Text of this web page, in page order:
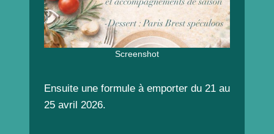
Screenshot
Ensuite une formule à emporter du 21 au
25 avril 2026.